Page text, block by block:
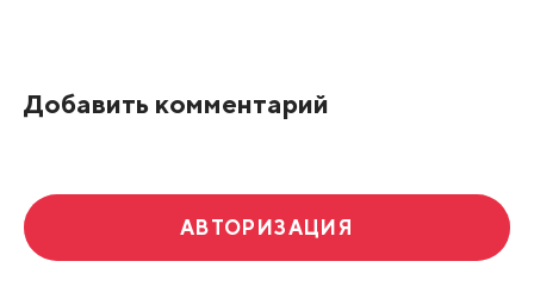
Добавить комментарий
АВТОРИЗАЦИЯ